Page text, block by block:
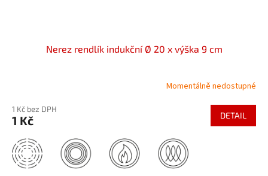
Nerez rendlík indukční Ø 20 x výška 9 cm
Momentálně nedostupné
1 Kč bez DPH
1 Kč DETAIL